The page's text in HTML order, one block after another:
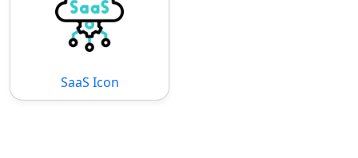
SaaS Icon